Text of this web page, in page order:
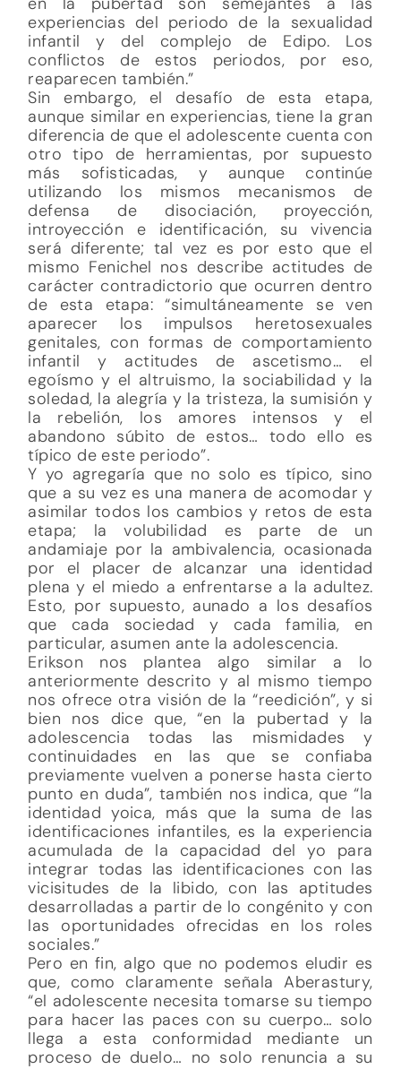
experiencias del periodo de la sexualidad
infantil y del complejo de Edipo. Los
conflictos de estos periodos, por eso,
reaparecen también.”
Sin embargo, el desafío de esta etapa,
aunque similar en experiencias, tiene la gran
diferencia de que el adolescente cuenta con
otro tipo de herramientas, por supuesto
más sofisticadas, y aunque continúe
utilizando los mismos mecanismos de
defensa de disociación, proyección,
introyección e identificación, su vivencia
será diferente; tal vez es por esto que el
mismo Fenichel nos describe actitudes de
carácter contradictorio que ocurren dentro
de esta etapa: “simultáneamente se ven
aparecer los impulsos heretosexuales
genitales, con formas de comportamiento
infantil y actitudes de ascetismo… el
egoísmo y el altruismo, la sociabilidad y la
soledad, la alegría y la tristeza, la sumisión y
la rebelión, los amores intensos y el
abandono súbito de estos… todo ello es
típico de este periodo”.
Y yo agregaría que no solo es típico, sino
que a su vez es una manera de acomodar y
asimilar todos los cambios y retos de esta
etapa; la volubilidad es parte de un
andamiaje por la ambivalencia, ocasionada
por el placer de alcanzar una identidad
plena y el miedo a enfrentarse a la adultez.
Esto, por supuesto, aunado a los desafíos
que cada sociedad y cada familia, en
particular, asumen ante la adolescencia.
Erikson nos plantea algo similar a lo
anteriormente descrito y al mismo tiempo
nos ofrece otra visión de la “reedición”, y si
bien nos dice que, “en la pubertad y la
adolescencia todas las mismidades y
continuidades en las que se confiaba
previamente vuelven a ponerse hasta cierto
punto en duda”, también nos indica, que “la
identidad yoica, más que la suma de las
identificaciones infantiles, es la experiencia
acumulada de la capacidad del yo para
integrar todas las identificaciones con las
vicisitudes de la libido, con las aptitudes
desarrolladas a partir de lo congénito y con
las oportunidades ofrecidas en los roles
sociales.”
Pero en fin, algo que no podemos eludir es
que, como claramente señala Aberastury,
“el adolescente necesita tomarse su tiempo
para hacer las paces con su cuerpo… solo
llega a esta conformidad mediante un
proceso de duelo… no solo renuncia a su